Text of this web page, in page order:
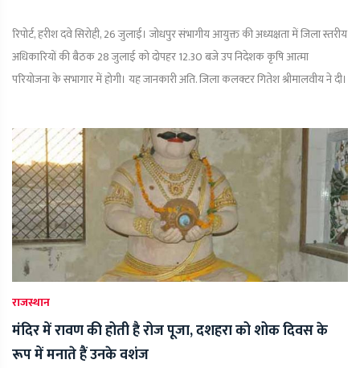
रिपोर्ट, हरीश दवे सिरोही, 26 जुलाई। जोधपुर संभागीय आयुक्त की अध्यक्षता में जिला स्तरीय
अधिकारियों की बैठक 28 जुलाई को दोपहर 12.30 बजे उप निदेशक कृषि आत्मा
परियोजना के सभागार में होगी। यह जानकारी अति. जिला कलक्टर गितेश श्रीमालवीय ने दी।
राजस्थान
मंदिर में रावण की होती है रोज पूजा, दशहरा को शोक दिवस के
रूप में मनाते हैं उनके वशंज